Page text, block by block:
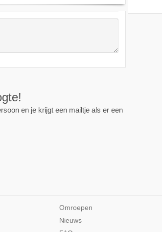
en je krijgt een mailtje als er een
Omroepen
Nieuws